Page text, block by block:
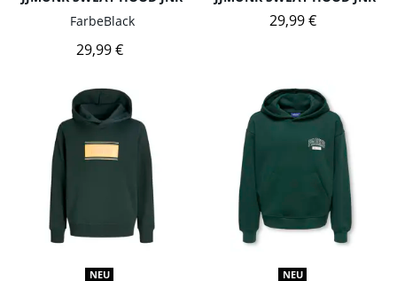
FarbeBlack
29,99 €
29,99 €
NEU NEU